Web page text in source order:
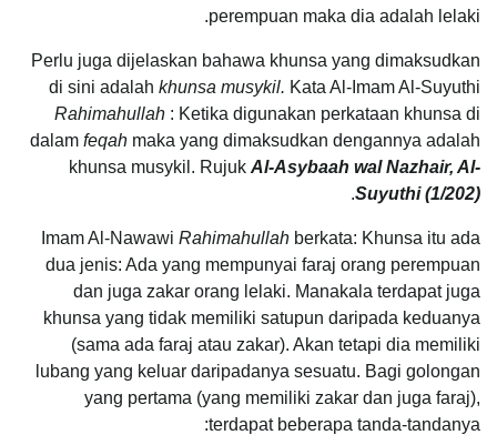
perempuan maka dia adalah lelaki.
Perlu juga dijelaskan bahawa khunsa yang dimaksudkan
di sini adalah khunsa musykil. Kata Al-Imam Al-Suyuthi
Rahimahullah : Ketika digunakan perkataan khunsa di
dalam feqah maka yang dimaksudkan dengannya adalah
khunsa musykil. Rujuk Al-Asybaah wal Nazhair, Al-
Suyuthi (1/202)
.
Imam Al-Nawawi Rahimahullah berkata: Khunsa itu ada
dua jenis: Ada yang mempunyai faraj orang perempuan
dan juga zakar orang lelaki. Manakala terdapat juga
khunsa yang tidak memiliki satupun daripada keduanya
(sama ada faraj atau zakar). Akan tetapi dia memiliki
lubang yang keluar daripadanya sesuatu. Bagi golongan
yang pertama (yang memiliki zakar dan juga faraj),
terdapat beberapa tanda-tandanya: